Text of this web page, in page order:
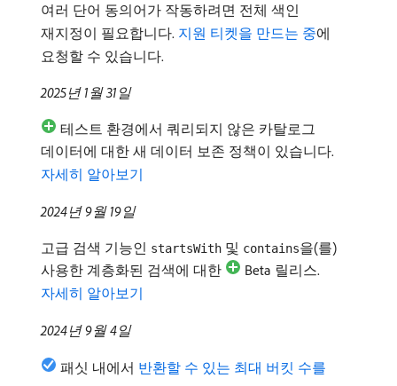
여러 단어 동의어가 작동하려면 전체 색인
재지정이 필요합니다. 지원 티켓을 만드는 중에
요청할 수 있습니다.
2025년 1월 31일
테스트 환경에서 쿼리되지 않은 카탈로그
데이터에 대한 새 데이터 보존 정책이 있습니다.
자세히 알아보기
2024년 9월 19일
고급 검색 기능인 startsWith 및 contains을(를)
사용한 계층화된 검색에 대한
Beta 릴리스.
자세히 알아보기
2024년 9월 4일
패싯 내에서 반환할 수 있는 최대 버킷 수를